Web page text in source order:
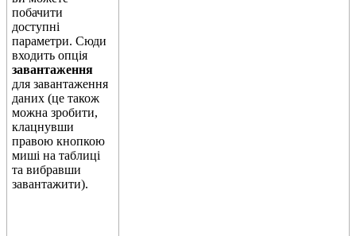
побачити
доступні
параметри. Сюди
входить опція
завантаження
для завантаження
даних (це також
можна зробити,
клацнувши
правою кнопкою
миші на таблиці
та вибравши
завантажити).